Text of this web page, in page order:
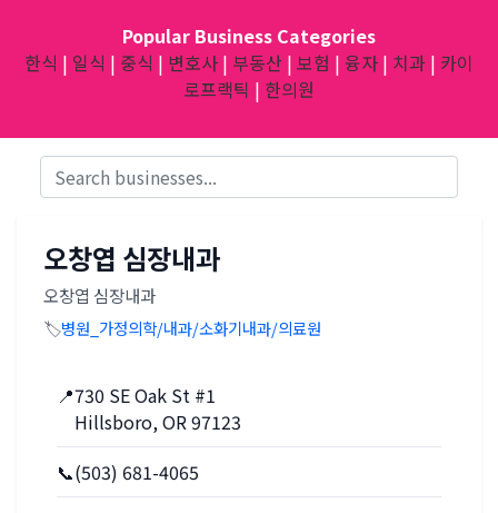
Popular Business Categories
한식 | 일식 | 중식 | 변호사 | 부동산 | 보험 | 융자 | 치과 | 카이
로프랙틱 | 한의원
오창엽 심장내과
오창엽 심장내과
🏷️병원_가정의학/내과/소화기내과/의료원
📍730 SE Oak St #1
Hillsboro, OR 97123
📞(503) 681-4065